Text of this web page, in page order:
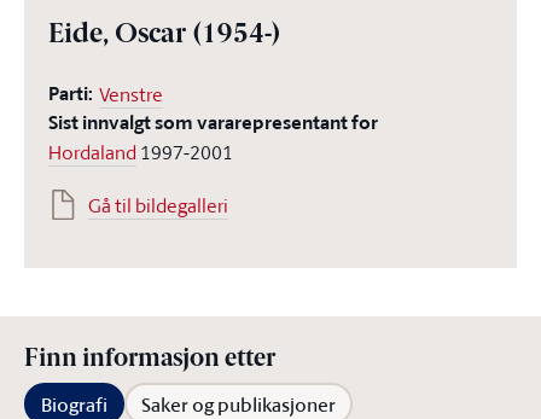
Eide, Oscar (1954-)
Parti: Venstre
Sist innvalgt som vararepresentant for
Hordaland 1997-2001
Gå til bildegalleri
Finn informasjon etter
Biografi Saker og publikasjoner